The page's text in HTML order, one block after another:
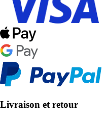
Livraison et retour